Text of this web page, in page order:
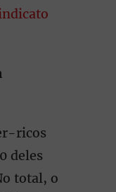
ricos
deles
total, o